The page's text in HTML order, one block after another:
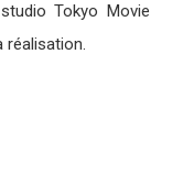
Tokyo Movie
réalisation.